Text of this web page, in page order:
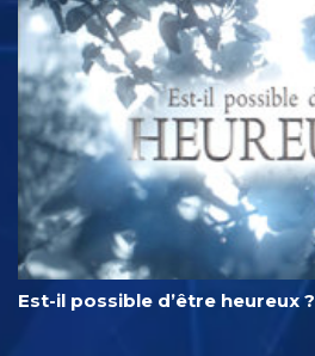
Est-il possible d’être heureux ?